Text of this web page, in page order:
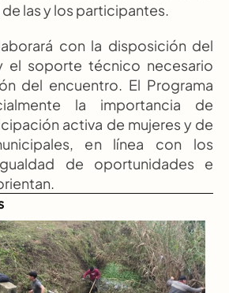
las y los participantes.
con la disposición del
el soporte técnico necesario
del encuentro. El Programa
la importancia de
activa de mujeres y de
en línea con los
de oportunidades e